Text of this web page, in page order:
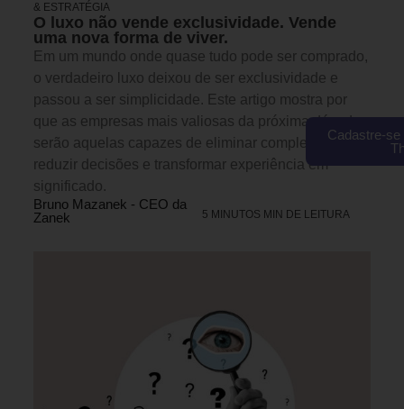
& ESTRATÉGIA
O luxo não vende exclusividade. Vende
uma nova forma de viver.
Em um mundo onde quase tudo pode ser comprado,
o verdadeiro luxo deixou de ser exclusividade e
passou a ser simplicidade. Este artigo mostra por
que as empresas mais valiosas da próxima década
serão aquelas capazes de eliminar complexidade,
reduzir decisões e transformar experiência em
significado.
Bruno Mazanek - CEO da
Zanek
5 MINUTOS MIN DE LEITURA
Cadastre-